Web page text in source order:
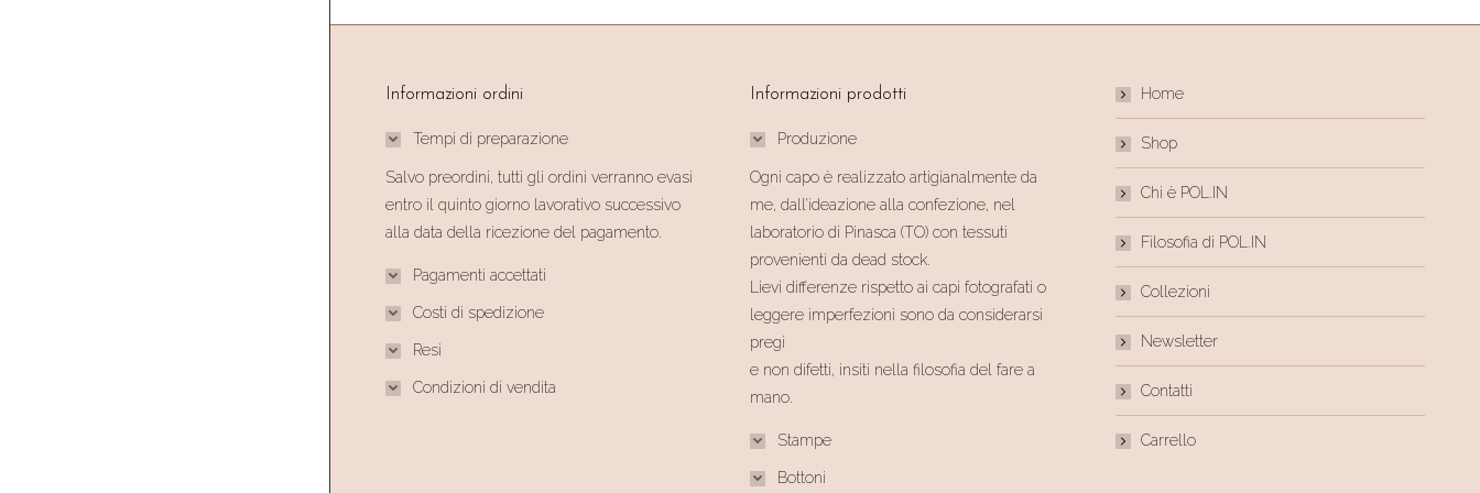
Informazioni ordini
Tempi di preparazione
Salvo preordini, tutti gli ordini verranno evasi
entro il quinto giorno lavorativo successivo
alla data della ricezione del pagamento.
Pagamenti accettati
Costi di spedizione
Resi
Condizioni di vendita
Informazioni prodotti
Produzione
Ogni capo è realizzato artigianalmente da
me, dall’ideazione alla confezione, nel
laboratorio di Pinasca (TO) con tessuti
provenienti da dead stock.
Lievi differenze rispetto ai capi fotografati o
leggere imperfezioni sono da considerarsi
pregi
e non difetti, insiti nella filosofia del fare a
mano.
Stampe
Bottoni
Home
Shop
Chi è POL.IN
Filosofia di POL.IN
Collezioni
Newsletter
Contatti
Carrello